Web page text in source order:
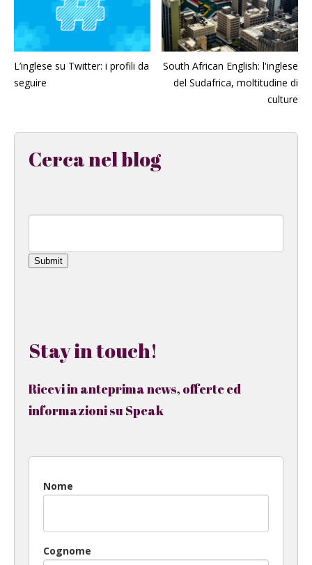
L’inglese su Twitter: i profili da
seguire
South African English: l'inglese
del Sudafrica, moltitudine di
culture
Cerca nel blog
Submit
Stay in touch!
Ricevi in anteprima news, offerte ed
informazioni su Speak
Nome
Cognome